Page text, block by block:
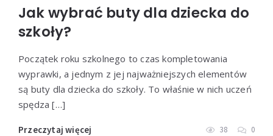
Jak wybrać buty dla dziecka do
szkoły?
Początek roku szkolnego to czas kompletowania
wyprawki, a jednym z jej najważniejszych elementów
są buty dla dziecka do szkoły. To właśnie w nich uczeń
spędza […]
Przeczytaj więcej 38 0